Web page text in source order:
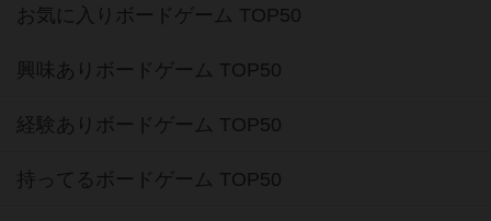
お気に入りボードゲーム TOP50
興味ありボードゲーム TOP50
経験ありボードゲーム TOP50
持ってるボードゲーム TOP50